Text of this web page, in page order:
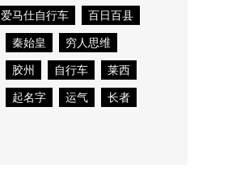
爱马仕自行车
百日百县
秦始皇
穷人思维
胶州 自行车
莱西
起名字 运气
长者